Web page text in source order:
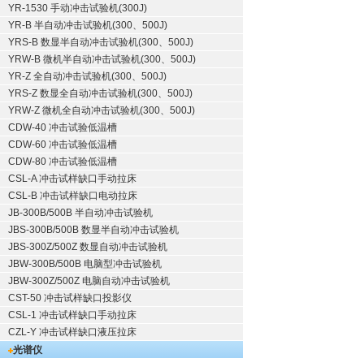
YR-1530 手动冲击试验机(300J)
YR-B 半自动冲击试验机(300、500J)
YRS-B 数显半自动冲击试验机(300、500J)
YRW-B 微机半自动冲击试验机(300、500J)
YR-Z 全自动冲击试验机(300、500J)
YRS-Z 数显全自动冲击试验机(300、500J)
YRW-Z 微机全自动冲击试验机(300、500J)
CDW-40 冲击试验低温槽
CDW-60 冲击试验低温槽
CDW-80 冲击试验低温槽
CSL-A 冲击试样缺口手动拉床
CSL-B 冲击试样缺口电动拉床
JB-300B/500B 半自动冲击试验机
JBS-300B/500B 数显半自动冲击试验机
JBS-300Z/500Z 数显自动冲击试验机
JBW-300B/500B 电脑型冲击试验机
JBW-300Z/500Z 电脑自动冲击试验机
CST-50 冲击试样缺口投影仪
CSL-1 冲击试样缺口手动拉床
CZL-Y 冲击试样缺口液压拉床
光谱仪